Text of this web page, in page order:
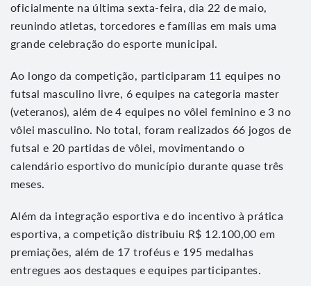
oficialmente na última sexta-feira, dia 22 de maio,
reunindo atletas, torcedores e famílias em mais uma
grande celebração do esporte municipal.
Ao longo da competição, participaram 11 equipes no
futsal masculino livre, 6 equipes na categoria master
(veteranos), além de 4 equipes no vôlei feminino e 3 no
vôlei masculino. No total, foram realizados 66 jogos de
futsal e 20 partidas de vôlei, movimentando o
calendário esportivo do município durante quase três
meses.
Além da integração esportiva e do incentivo à prática
esportiva, a competição distribuiu R$ 12.100,00 em
premiações, além de 17 troféus e 195 medalhas
entregues aos destaques e equipes participantes.